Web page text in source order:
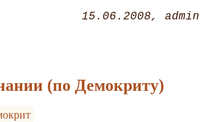
15.06.2008 admin
(по Демокриту)